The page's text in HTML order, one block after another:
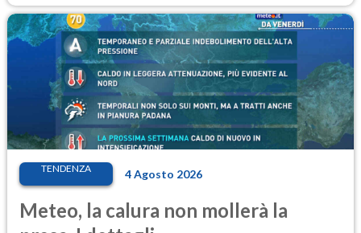
TENDENZA 4 Agosto 2026
Meteo, la calura non mollerà la